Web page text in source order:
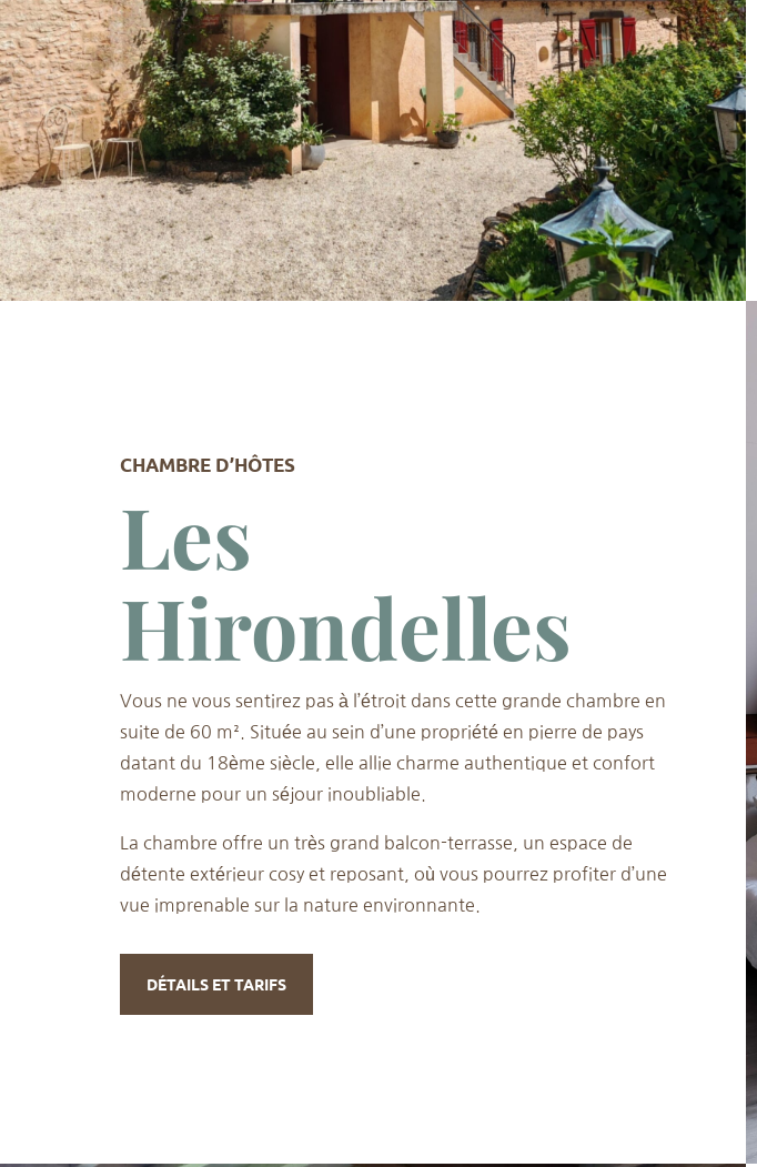
CHAMBRE D’HÔTES
Les
Hirondelles
Vous ne vous sentirez pas à l’étroit dans cette grande chambre en
suite de 60 m². Située au sein d’une propriété en pierre de pays
datant du 18ème siècle, elle allie charme authentique et confort
moderne pour un séjour inoubliable.
La chambre offre un très grand balcon-terrasse, un espace de
détente extérieur cosy et reposant, où vous pourrez profiter d’une
vue imprenable sur la nature environnante.
DÉTAILS ET TARIFS